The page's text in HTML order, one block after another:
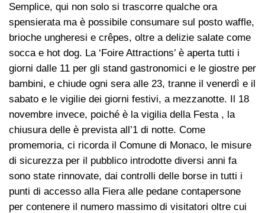
Semplice, qui non solo si trascorre qualche ora
spensierata ma è possibile consumare sul posto waffle,
brioche ungheresi e crêpes, oltre a delizie salate come
socca e hot dog. La ‘Foire Attractions’ è aperta tutti i
giorni dalle 11 per gli stand gastronomici e le giostre per
bambini, e chiude ogni sera alle 23, tranne il venerdì e il
sabato e le vigilie dei giorni festivi, a mezzanotte. Il 18
novembre invece, poiché è la vigilia della Festa , la
chiusura delle è prevista all’1 di notte. Come
promemoria, ci ricorda il Comune di Monaco, le misure
di sicurezza per il pubblico introdotte diversi anni fa
sono state rinnovate, dai controlli delle borse in tutti i
punti di accesso alla Fiera alle pedane contapersone
per contenere il numero massimo di visitatori oltre cui